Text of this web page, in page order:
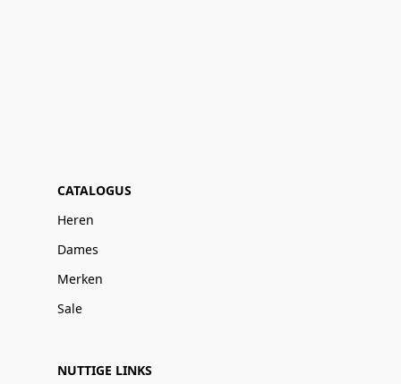
CATALOGUS
Heren
Dames
Merken
Sale
NUTTIGE LINKS